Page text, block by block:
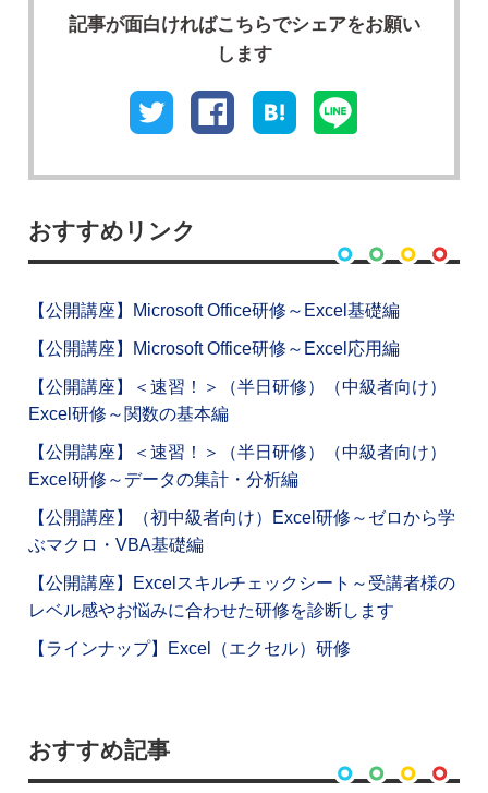
記事が⾯⽩ければこちらでシェアをお願い
します
おすすめリンク
【公開講座】Microsoft Office研修～Excel基礎編
【公開講座】Microsoft Office研修～Excel応用編
【公開講座】＜速習！＞（半日研修）（中級者向け）
Excel研修～関数の基本編
【公開講座】＜速習！＞（半日研修）（中級者向け）
Excel研修～データの集計・分析編
【公開講座】（初中級者向け）Excel研修～ゼロから学
ぶマクロ・VBA基礎編
【公開講座】Excelスキルチェックシート～受講者様の
レベル感やお悩みに合わせた研修を診断します
【ラインナップ】Excel（エクセル）研修
おすすめ記事